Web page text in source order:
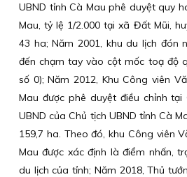
UBND tỉnh Cà Mau phê duyệt quy
Mau, tỷ lệ 1/2.000 tại xã Đất Mũi,
43 ha; Năm 2001, khu du lịch đón
đến chạm tay vào cột mốc toạ độ
số 0); Năm 2012, Khu Công viên
Mau được phê duyệt điều chỉnh
UBND của Chủ tịch UBND tỉnh Cà
159,7 ha. Theo đó, khu Công viên
Mau được xác định là điểm nhấn,
du lịch của tỉnh; Năm 2018, Thủ